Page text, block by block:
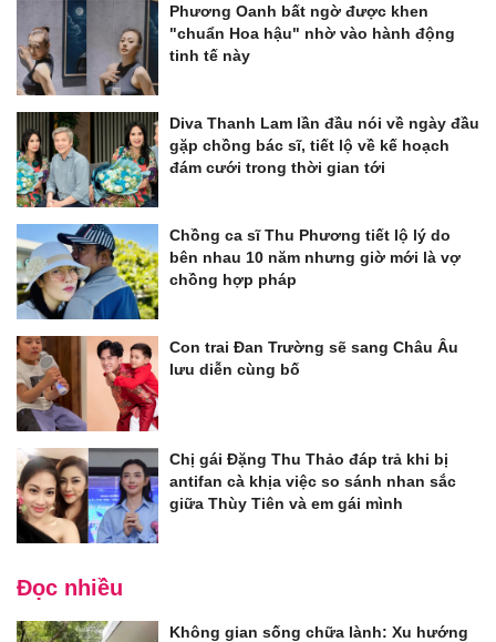
Phương Oanh bất ngờ được khen
"chuẩn Hoa hậu" nhờ vào hành động
tinh tế này
Diva Thanh Lam lần đầu nói về ngày đầu
gặp chồng bác sĩ, tiết lộ về kế hoạch
đám cưới trong thời gian tới
Chồng ca sĩ Thu Phương tiết lộ lý do
bên nhau 10 năm nhưng giờ mới là vợ
chồng hợp pháp
Con trai Đan Trường sẽ sang Châu Âu
lưu diễn cùng bố
Chị gái Đặng Thu Thảo đáp trả khi bị
antifan cà khịa việc so sánh nhan sắc
giữa Thùy Tiên và em gái mình
Đọc nhiều
Không gian sống chữa lành: Xu hướng